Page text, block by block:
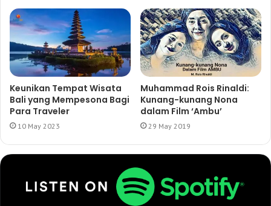
Keunikan Tempat Wisata
Bali yang Mempesona Bagi
Para Traveler
10 May 2023
Muhammad Rois Rinaldi:
Kunang-kunang Nona
dalam Film ‘Ambu’
29 May 2019